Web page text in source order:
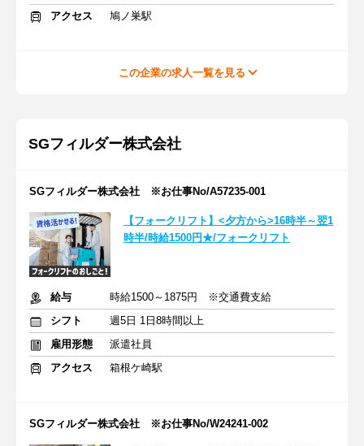
アクセス 鳩ノ巣駅
この企業の求人一覧を見る
SGフィルダー株式会社
SGフィルダー株式会社 ※お仕事No/A57235-001
【フォークリフト】<夕方から>16時半～翌1
時半/時給1500円★/フォークリフト
給与
時給1500～1875円 ※交通費支給
シフト
週5日 1日8時間以上
雇用形態
派遣社員
アクセス
箱根ケ崎駅
SGフィルダー株式会社 ※お仕事No/W24241-002